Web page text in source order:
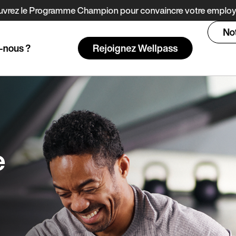
le Programme Champion pour convaincre votre
? Rejoignez Wellpass